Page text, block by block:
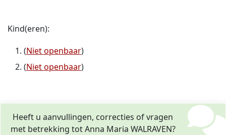
Kind(eren):
(Niet openbaar)
(Niet openbaar)
Heeft u aanvullingen, correcties of vragen
met betrekking tot Anna Maria WALRAVEN?